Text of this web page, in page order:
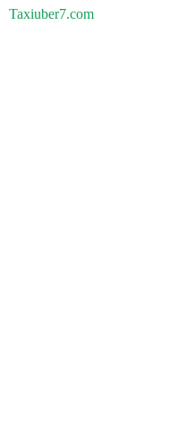
Taxiuber7.com